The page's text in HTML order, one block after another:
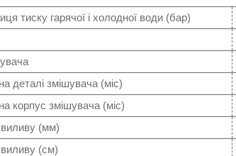
тиску гарячої і холодної води (бар)
деталі змішувача (міс)
корпус змішувача (міс)
(мм)
(см)